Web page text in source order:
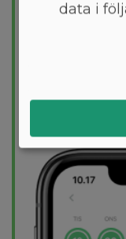
den
för dig och
data i